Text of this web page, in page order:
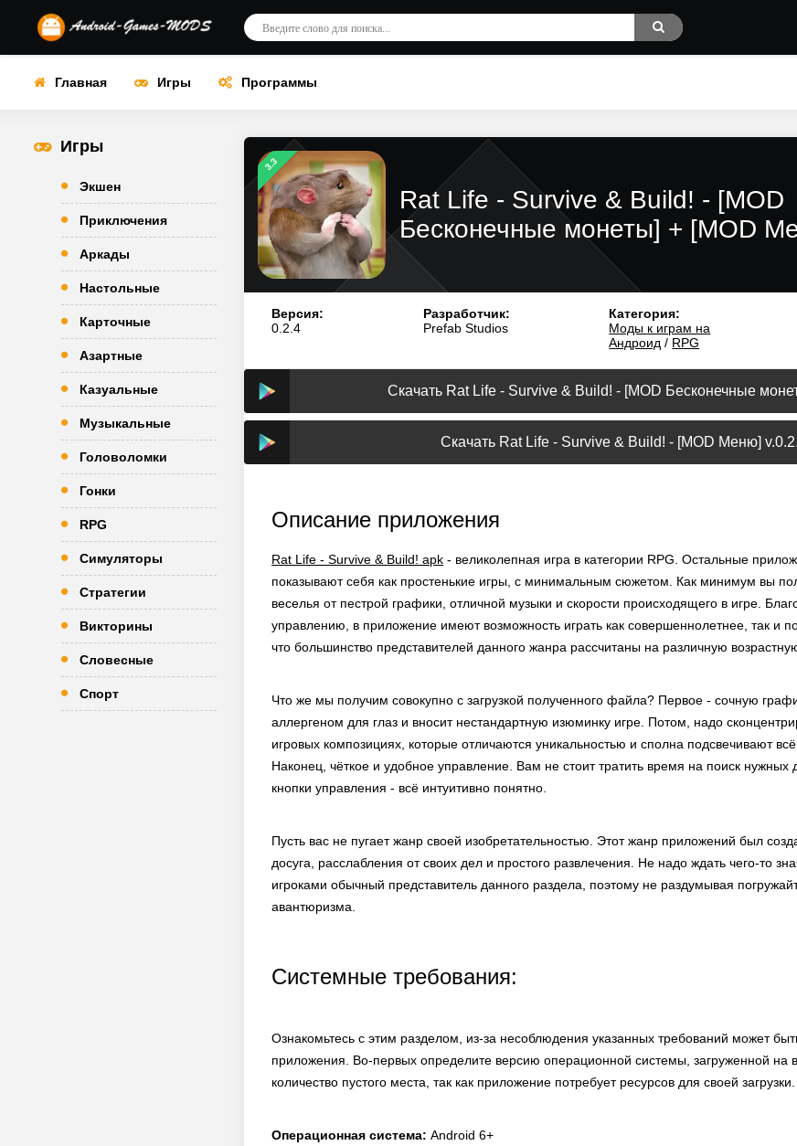
Главная Игры Программы
Игры
Экшен
Приключения
Аркады
Настольные
Карточные
Азартные
Казуальные
Музыкальные
Головоломки
Гонки
RPG
Симуляторы
Стратегии
Викторины
Словесные
Спорт
3.3
Rat Life - Survive & Build! - [MOD
Бесконечные монеты] + [MOD
Версия:
0.2.4
Разработчик:
Prefab Studios
Категория:
Моды к играм на
Андроид / RPG
Скачать Rat Life - Survive & Build! - [MOD Бесконечные
Скачать Rat Life - Survive & Build! - [MOD Меню]
Описание приложения
Rat Life - Survive & Build! apk - великолепная игра в категории RPG. Остальные
показывают себя как простенькие игры, с минимальным сюжетом. Как минимум вы
веселья от пестрой графики, отличной музыки и скорости происходящего в игре.
управлению, в приложение имеют возможность играть как совершеннолетнее, так и
что большинство представителей данного жанра рассчитаны на различную
Что же мы получим совокупно с загрузкой полученного файла? Первое - сочную
аллергеном для глаз и вносит нестандартную изюминку игре. Потом, надо
игровых композициях, которые отличаются уникальностью и сполна подсвечивают
Наконец, чёткое и удобное управление. Вам не стоит тратить время на поиск нужных
кнопки управления - всё интуитивно понятно.
Пусть вас не пугает жанр своей изобретательностью. Этот жанр приложений был
досуга, расслабления от своих дел и простого развлечения. Не надо ждать чего-то
игроками обычный представитель данного раздела, поэтому не раздумывая
авантюризма.
Системные требования:
Ознакомьтесь с этим разделом, из-за несоблюдения указанных требований может
приложения. Во-первых определите версию операционной системы, загруженной на
количество пустого места, так как приложение потребует ресурсов для своей загрузки.
Операционная система: Android 6+